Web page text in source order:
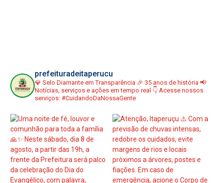
prefeituradeitaperucu
💎 Selo Diamante em Transparência 🎉 35 anos de história 📢
Notícias, serviços e ações em tempo real 👇 Acesse nossos
serviços: #CuidandoDaNossaGente